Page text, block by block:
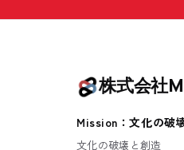
株式会社
Mission：文化の破
文化の破壊と創造